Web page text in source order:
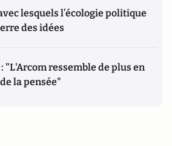
lesquels l’écologie politique
des idées
"L'Arcom ressemble de plus en
la pensée"